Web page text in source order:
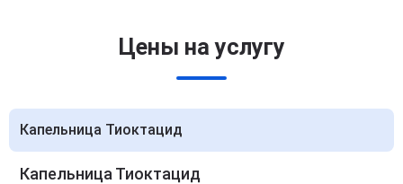
Цены на услугу
Капельница Тиоктацид
Капельница Тиоктацид